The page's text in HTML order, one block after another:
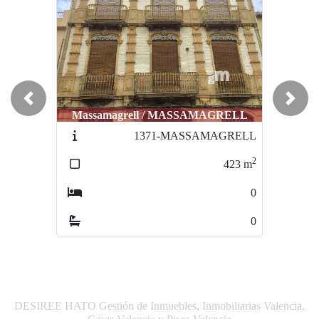
Massamagrell / MASSAMAGRELL
1371-MASSAMAGRELL
423 m2
0
0
Previous Next
DESIREE HATO Gestión de Inmuebles, Inmobiliarias Valencia,